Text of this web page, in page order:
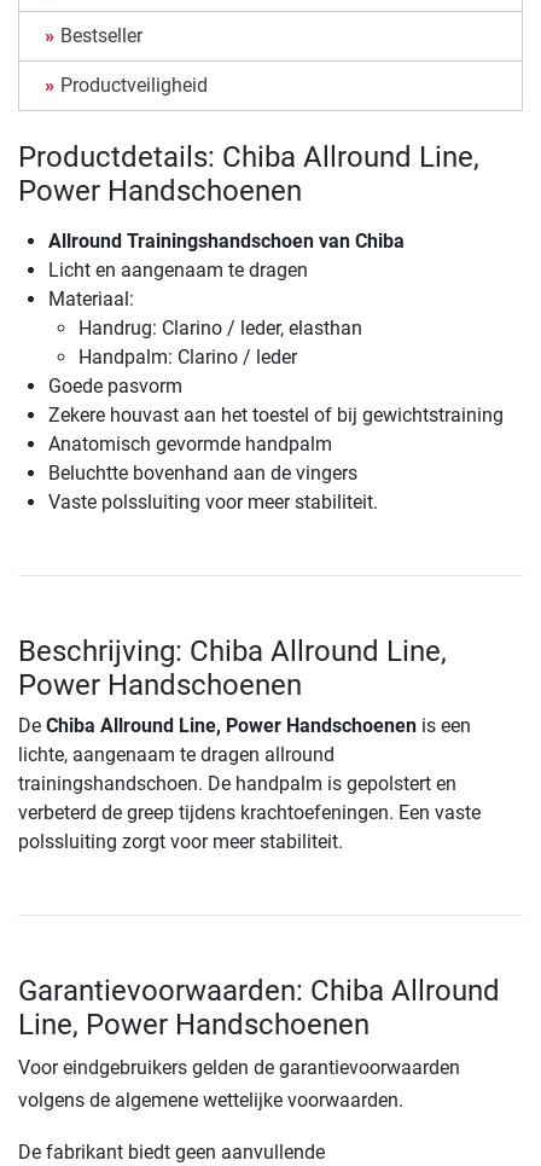
Bestseller
Productveiligheid
Productdetails: Chiba Allround Line,
Power Handschoenen
Allround Trainingshandschoen van Chiba
Licht en aangenaam te dragen
Materiaal:
Handrug: Clarino / leder, elasthan
Handpalm: Clarino / leder
Goede pasvorm
Zekere houvast aan het toestel of bij gewichtstraining
Anatomisch gevormde handpalm
Beluchtte bovenhand aan de vingers
Vaste polssluiting voor meer stabiliteit.
Beschrijving: Chiba Allround Line,
Power Handschoenen
De Chiba Allround Line, Power Handschoenen is een
lichte, aangenaam te dragen allround
trainingshandschoen. De handpalm is gepolstert en
verbeterd de greep tijdens krachtoefeningen. Een vaste
polssluiting zorgt voor meer stabiliteit.
Garantievoorwaarden: Chiba Allround
Line, Power Handschoenen
Voor eindgebruikers gelden de garantievoorwaarden
volgens de algemene wettelijke voorwaarden.
De fabrikant biedt geen aanvullende